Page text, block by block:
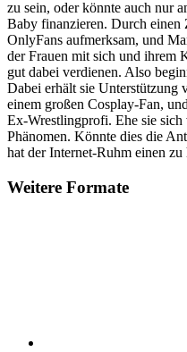
zu sein, oder könnte auch nur
Baby finanzieren. Durch
OnlyFans aufmerksam, und
der Frauen mit sich und ihrem
gut dabei verdienen. Also
Dabei erhält sie Unterstützung
einem großen Cosplay-Fan,
Ex-Wrestlingprofi. Ehe sie
Phänomen. Könnte dies die
hat der Internet-Ruhm einen zu
Weitere Formate